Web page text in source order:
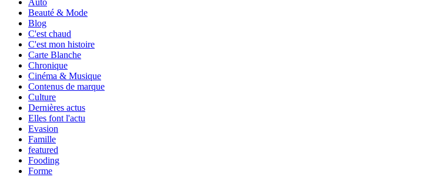
Beauté & Mode
Blog
C'est chaud
C'est mon histoire
Carte Blanche
Chronique
Cinéma & Musique
Contenus de marque
Culture
Dernières actus
Elles font l'actu
Evasion
Famille
featured
Fooding
Forme